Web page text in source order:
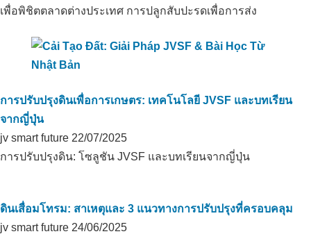
เพื่อพิชิตตลาดต่างประเทศ การปลูกสับปะรดเพื่อการส่ง
การปรับปรุงดินเพื่อการเกษตร: เทคโนโลยี JVSF และบทเรียน
จากญี่ปุ่น
jv smart future 22/07/2025
การปรับปรุงดิน: โซลูชัน JVSF และบทเรียนจากญี่ปุ่น
ดินเสื่อมโทรม: สาเหตุและ 3 แนวทางการปรับปรุงที่ครอบคลุม
jv smart future 24/06/2025